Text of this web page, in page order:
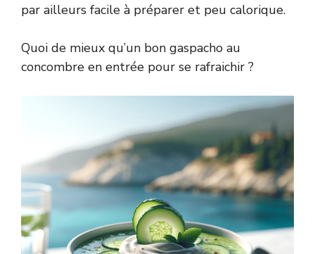
par ailleurs facile à préparer et peu calorique.
Quoi de mieux qu’un bon gaspacho au
concombre en entrée pour se rafraichir ?